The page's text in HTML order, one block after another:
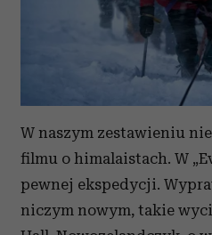
W naszym zestawieniu
filmu o himalaistach. W
pewnej ekspedycji.
niczym nowym, takie